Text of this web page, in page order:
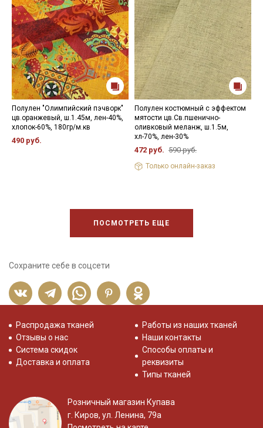
Полулен "Олимпийский пэчворк"
цв.оранжевый, ш.1.45м, лен-40%,
хлопок-60%, 180гр/м.кв
490 руб.
Полулен костюмный с эффектом
мятости цв.Св.пшенично-
оливковый меланж, ш.1.5м,
хл-70%, лен-30%
472 руб. 590 руб.
Только онлайн-заказ
ПОСМОТРЕТЬ ЕЩЕ
Сохраните себе в соцсети
Распродажа тканей
Отзывы о нас
Система скидок
Доставка и оплата
Работы из наших тканей
Наши контакты
Способы оплаты и
реквизиты
Типы тканей
Розничный магазин Купава
г. Киров, ул. Ленина, 79а